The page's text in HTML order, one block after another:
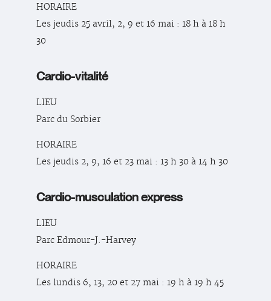
HORAIRE
Les jeudis 25 avril, 2, 9 et 16 mai : 18 h à 18 h
30
Cardio-vitalité
LIEU
Parc du Sorbier
HORAIRE
Les jeudis 2, 9, 16 et 23 mai : 13 h 30 à 14 h 30
Cardio-musculation express
LIEU
Parc Edmour-J.-Harvey
HORAIRE
Les lundis 6, 13, 20 et 27 mai : 19 h à 19 h 45